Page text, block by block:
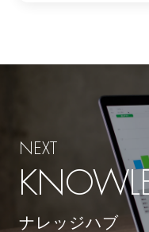
NEXT
ナレッジハブ